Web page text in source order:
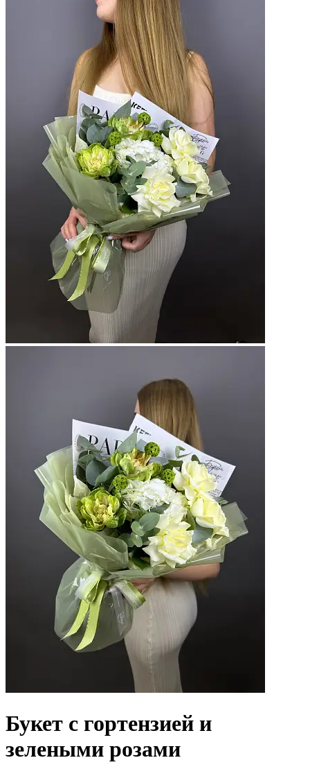
Букет с гортензией и
зелеными розами